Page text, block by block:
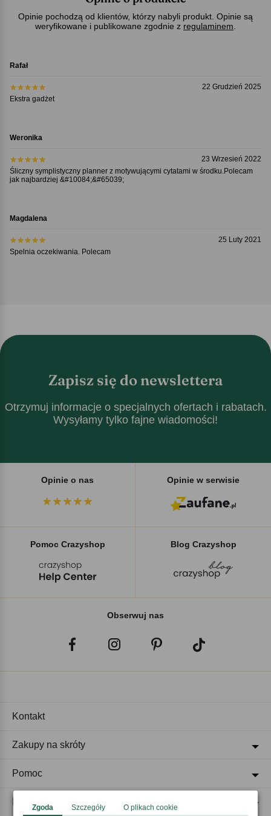
Opinie pochodzą od klientów, którzy nabyli produkt. Opinie są
weryfikowane i publikowane zgodnie z regulaminem
Rafał
22 Grudzień 2025
Ekstra gadżet
Weronika
23 Wrzesień 2022
Śliczny symplistyczny planner z motywującymi cytatami w środku.Polecam
jak najbardziej &#10084;&#65039;
Magdalena
25 Luty 2021
Spelnia oczekiwania. Polecam
Zapisz się do newslettera
Otrzymuj informacje o specjalnych ofertach i rabatach.
Wysyłamy tylko fajne wiadomości!
Opinie o nas Opinie w serwisie
Pomoc Crazyshop Blog Crazyshop
Obserwuj nas
Kontakt
Zakupy na skróty
Pomoc
Zgoda Szczegóły O plikach cookie